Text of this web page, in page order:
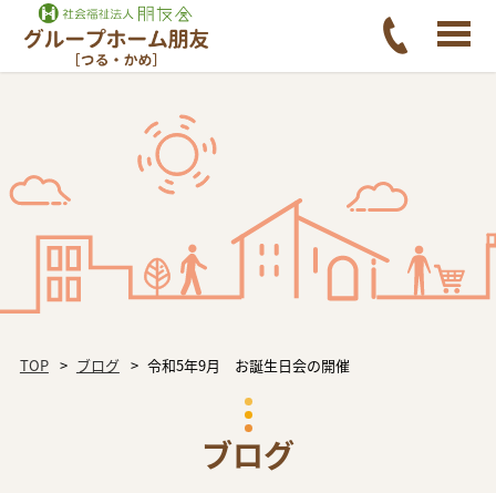
TOP ブログ 令和5年9月 お誕生日会の開催
ブログ